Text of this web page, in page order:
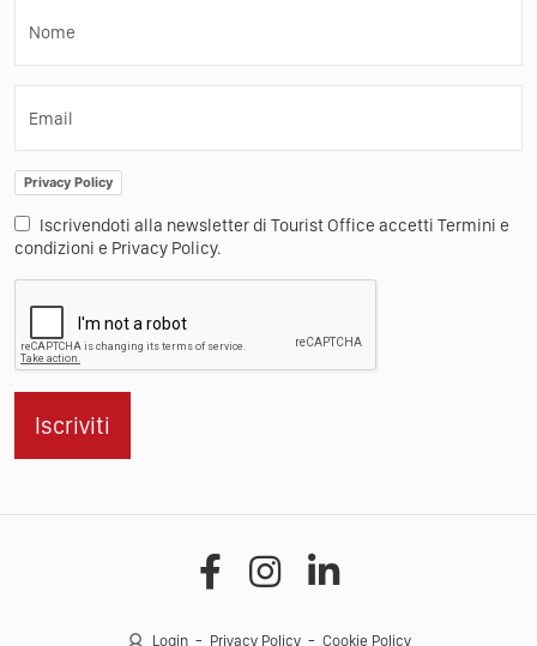
Nome
Email
Privacy Policy
Iscrivendoti alla newsletter di Tourist Office accetti Termini e
condizioni e Privacy Policy.
Iscriviti
Login Privacy Policy Cookie Policy